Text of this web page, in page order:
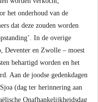
het onderhoud van de
dat deze zouden worden
In de overige
Deventer en Zwolle – moest
behartigd worden en het
Aan de joodse gedenkdagen
(dag ter herinnering aan
Onafhankelijkheidsdag